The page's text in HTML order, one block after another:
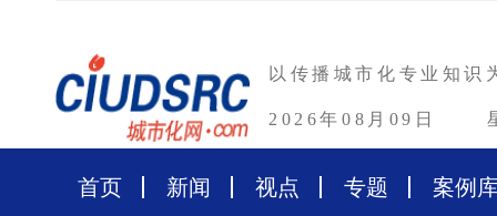
以传播城市化专业知识
2026年08月09日
首页 新闻 视点 专题 案例